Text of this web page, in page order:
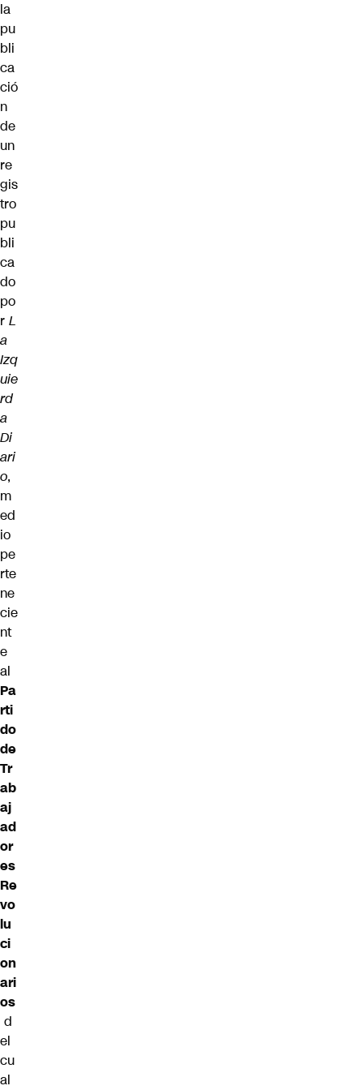
la
pu
bli
ca
ció
n
de
un
re
gis
tro
pu
bli
ca
do
po
r L
a
Izq
uie
rd
a
Di
ari
o,
m
ed
io
pe
rte
ne
cie
nt
e
al
Pa
rti
do
de
Tr
ab
aj
ad
or
es
Re
vo
lu
ci
on
ari
os
d
el
cu
al